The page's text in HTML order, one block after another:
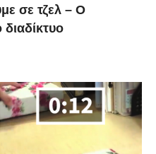
σε τζελ – O